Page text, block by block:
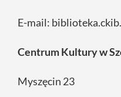
E-mail:
Centrum Kultury w
Myszęcin 23